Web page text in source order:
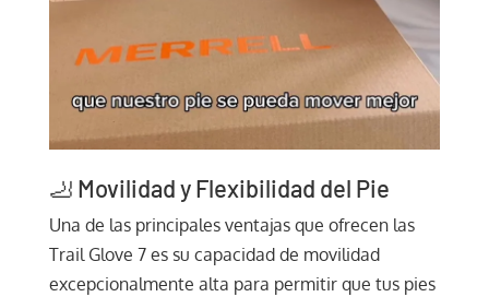
🦶 Movilidad y Flexibilidad del Pie
Una de las principales ventajas que ofrecen las
Trail Glove 7 es su capacidad de movilidad
excepcionalmente alta para permitir que tus pies